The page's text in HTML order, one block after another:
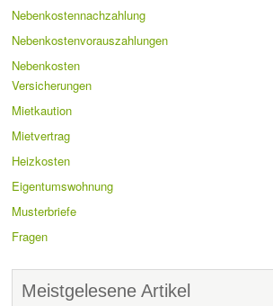
Nebenkostennachzahlung
Nebenkostenvorauszahlungen
Nebenkosten
Versicherungen
Mietkaution
Mietvertrag
Heizkosten
Eigentumswohnung
Musterbriefe
Fragen
Meistgelesene Artikel